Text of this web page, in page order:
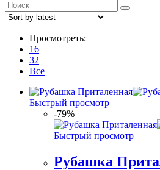
Просмотреть:
16
32
Все
Быстрый просмотр
-79%
Быстрый просмотр
Рубашка